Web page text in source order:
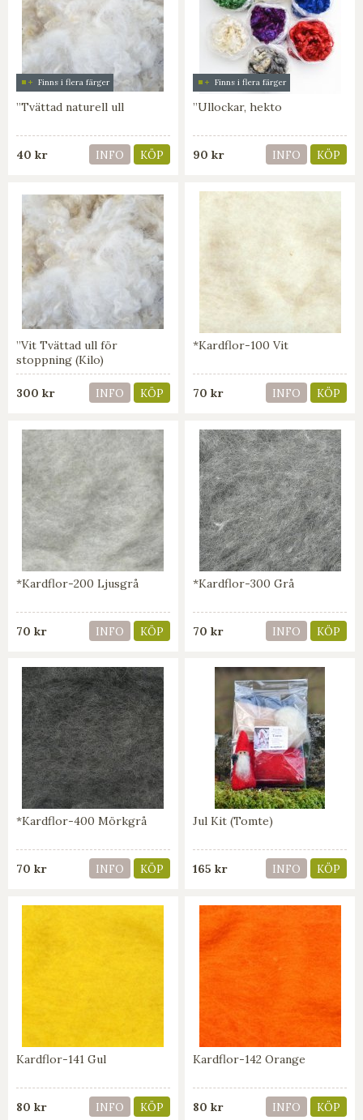
Finns i flera färger
”Tvättad naturell ull
40 kr INFO KÖP
Finns i flera färger
”Ullockar, hekto
90 kr INFO KÖP
”Vit Tvättad ull för
stoppning (Kilo)
300 kr INFO KÖP
*Kardflor-100 Vit
70 kr INFO KÖP
*Kardflor-200 Ljusgrå
70 kr INFO KÖP
*Kardflor-300 Grå
70 kr INFO KÖP
*Kardflor-400 Mörkgrå
70 kr INFO KÖP
Jul Kit (Tomte)
165 kr INFO KÖP
Kardflor-141 Gul
80 kr INFO KÖP
Kardflor-142 Orange
80 kr INFO KÖP